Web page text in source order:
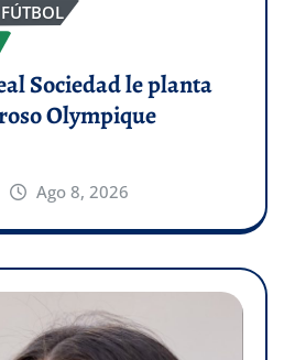
Sociedad le planta
Olympique
Ago 8, 2026